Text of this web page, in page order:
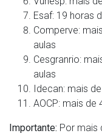
Esaf: 19 horas
Comperve:
aulas
Cesgranrio:
aulas
Idecan: mais
AOCP: mais de
Importante: Por mais